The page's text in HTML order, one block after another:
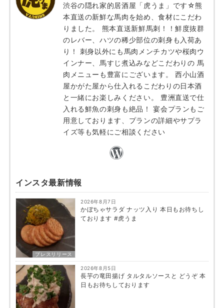
渋谷の隠れ家的居酒屋「虎うま」です☆熊
本直送の新鮮な馬肉を始め、食材にこだわ
りました。 熊本直送新鮮馬刺！！鮮度抜群
のレバー、ハツの稀少部位の刺身も入荷あ
り！ 刺身以外にも馬肉メンチカツや桜肉ウ
インナー、馬すじ煮込みなどこだわりの 馬
肉メニューも豊富にございます。 西小山酒
屋かがた屋から仕入れるこだわりの日本酒
と一緒にお楽しみください。 豊洲直送で仕
入れる鮮魚の刺身も絶品！ 宴会プランもご
用意しております、プランの詳細やサプラ
イズ等も気軽にご相談ください
インスタ最新情報
プレスリリース
2026年8月7日
かぼちゃサラダ ナッツ入り 本日もお待ちし
ております #虎うま
2026年8月5日
長芋の竜田揚げ タルタルソースと どうぞ 本
日もお待ちしております